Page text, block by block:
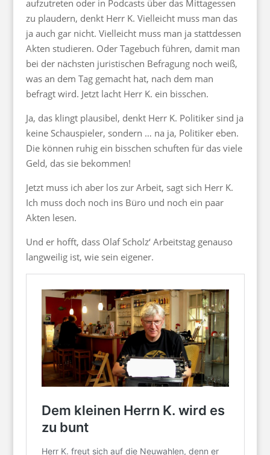
aufzutreten oder in Podcasts über das Mittagessen
zu plaudern, denkt Herr K. Vielleicht muss man das
ja auch gar nicht. Vielleicht muss man ja stattdessen
Akten studieren. Oder Tagebuch führen, damit man
bei der nächsten juristischen Befragung noch weiß,
was an dem Tag gemacht hat, nach dem man
befragt wird. Jetzt lacht Herr K. ein bisschen.
Ja, das klingt plausibel, denkt Herr K. Politiker sind ja
keine Schauspieler, sondern … na ja, Politiker eben.
Die können ruhig ein bisschen schuften für das viele
Geld, das sie bekommen!
Jetzt muss ich aber los zur Arbeit, sagt sich Herr K.
Ich muss doch noch ins Büro und noch ein paar
Akten lesen.
Und er hofft, dass Olaf Scholz‘ Arbeitstag genauso
langweilig ist, wie sein eigener.